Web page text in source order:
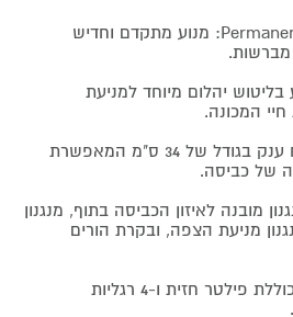
מנוע אינוורטר Permanent Magnet: מנוע מתקדם וחדיש
בליטוש יהלום מיוחד למניעת
המכונה.
פתח XXL רחב: דלת פתח ענק בגודל של 34 ס"מ המאפשרת
של כביסה.
מובנה לאיזון הכביסה בתוף, מנגנון
מניעת הצפה, ובקרת הורים
תחזוקה ומבנה: המכונה כוללת פילטר חזית ו-4 רגליות